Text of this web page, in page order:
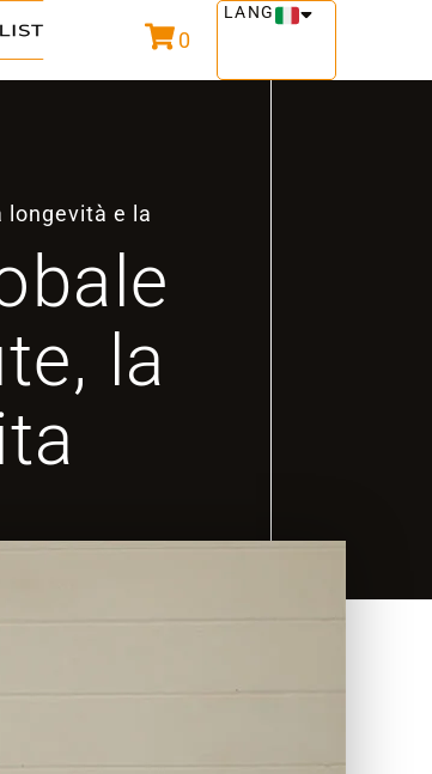
0
LANG
longevità e la
la